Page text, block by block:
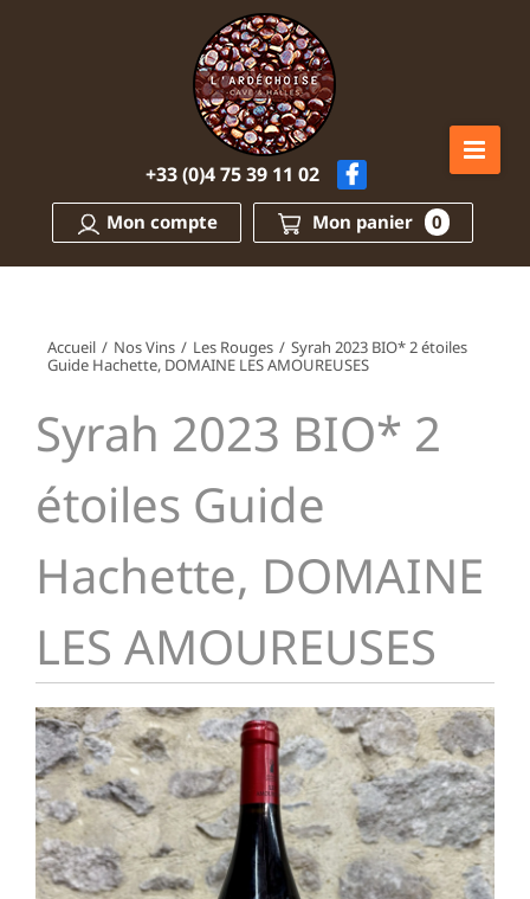
+33 (0)4 75 39 11 02
Mon compte Mon panier 0
Accueil / Nos Vins / Les Rouges / Syrah 2023 BIO* 2 étoiles
Guide Hachette, DOMAINE LES AMOUREUSES
Syrah 2023 BIO* 2
étoiles Guide
Hachette, DOMAINE
LES AMOUREUSES